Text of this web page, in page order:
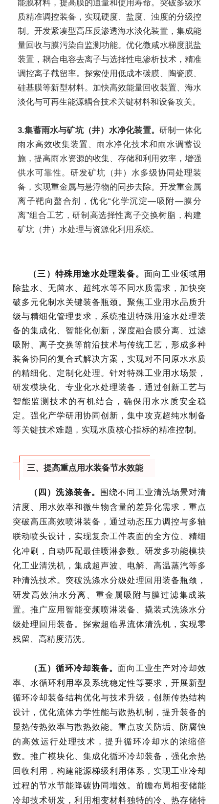
能膜材料，提高膜的通量和使用寿命。突破多级水
质精准调控装备，实现硬度、盐度、浊度的分级控
制。开发紧凑型高压反渗透海水淡化装置，集成能
量回收与膜污染自监测功能。优化微咸水梯度脱盐
装置，耦合电容去离子与选择性电渗析技术，精准
调控离子截留率。探索使用低成本碳膜、陶瓷膜、
硅基膜等新型材料。加快高效能量回收装置、海水
淡化与可再生能源耦合技术关键材料和设备攻关。
3.集蓄雨水与矿坑（井）水净化装置。研制一体化
雨水高效收集装置、雨水净化技术和雨水调蓄设
施，提高雨水资源的收集、存储和利用效率，增强
供水可靠性。研发矿坑（井）水多级协同处理装
备，实现重金属与悬浮物的同步去除。开发重金属
离子靶向螯合剂，优化“化学沉淀—吸附—膜分
离”组合工艺，研制高选择性离子交换树脂，构建
矿坑（井）水处理与资源化利用系统。
（三）特殊用途水处理装备。面向工业领域用
除盐水、无菌水、超纯水等不同水质需求，加快突
破多元化制水关键装备瓶颈。聚焦工业用水品质升
级与精细化管理要求，系统推进特殊用途水处理装
备的集成化、智能化创新，深度融合膜分离、过滤
吸附、离子交换等前沿技术与传统工艺，形成多种
装备协同的复合式解决方案，实现对不同原水水质
的精细化、定制化处理。针对特殊工业用水场景，
研发模块化、专业化水处理装备，通过创新工艺与
智能监测技术的有机结合，确保用水水质安全稳
定。强化产学研用协同创新，集中攻克超纯水制备
等关键技术难题，实现水质核心指标的精准控制。
三、提高重点用水装备节水效能
（四）洗涤装备。 围绕不同工业清洗场景对清
洁度、用水效率和微生物含量的差异化需求，重点
突破高压高效喷淋装备，通过动态压力调控与多轴
联动喷头设计，实现复杂工件表面的全方位、精细
化冲刷，自动匹配最佳喷淋参数。研发多功能模块
化工业清洗机，集成超声波、电解、高温蒸汽等多
种清洗技术。突破洗涤水分级处理回用装备瓶颈，
研发高效油水分离、重金属吸附与膜过滤集成装
置。推广应用智能变频喷淋装备、撬装式洗涤水分
级处理回用装备。探索超临界流体清洗机，实现零
残留、高精度清洗。
（五）循环冷却装备。面向工业生产对冷却效
率、水循环利用率及系统稳定性等要求，开展新型
循环冷却装备结构优化与技术升级，创新传热结构
设计，优化流体力学性能与散热机制，提升装备的
显热传热效率与散热效能。重点攻关防垢、防腐蚀
的高效运行处理技术，提升循环冷却水的浓缩倍
数。推广模块化、集成化循环冷却装备，强化余热
回收利用，构建能源梯级利用体系，实现工业冷却
过程的节水节能降碳协同增效。前瞻布局相变储能
冷却技术研发，利用相变材料独特的冷、热存储特